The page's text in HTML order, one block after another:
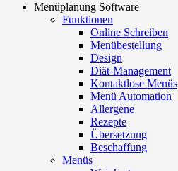
navigation
Menüplanung Software
Funktionen
Online Schreiben
Menübestellung
Design
Diät-Management
Kontaktlose Menüs
Menü Automation
Allergene
Rezepte
Übersetzung
Beschaffung
Menüs